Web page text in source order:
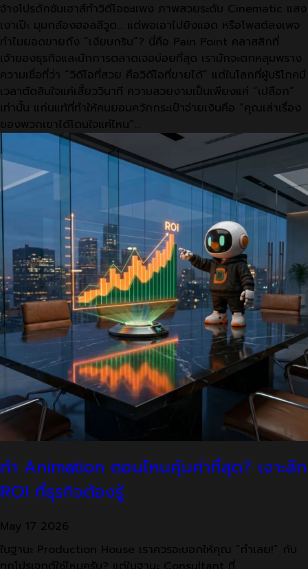
จ้างโปรดักชันเฮาส์ทำวิดีโอซะแพง ภาพสวยระดับ Cinematic แสง
เงาเป๊ะ มุมกล้องฮอลลีวูด… แต่พอเอาไปยิงแอด หรือโพสต์ลงเพจ
ทำไมยอดขายถึง “เงียบกริบ”? นี่คือ Pain Point คลาสสิกที่
เจ้าของธุรกิจและนักการตลาดเจอบ่อยที่สุด เรามักจะตกหลุมพราง
ความเชื่อที่ว่า “วิดีโอที่สวย คือวิดีโอที่ขายได้” แต่ในโลกที่ผู้บริโภคมี
เวลาตัดสินใจแค่เสี้ยววินาที ความสวยงามเป็นเพียงแค่ “เปลือก”
เท่านั้น แก่นแท้ที่ทำให้คนยอมควักกระเป๋าจ่ายเงินคือ “คุณเล่าเรื่อง
ของพวกเขาได้โดนใจแค่ไหน”…
ทำ Animation ตอนไหนคุ้มค่าที่สุด? เจาะลึก
ROI ที่ธุรกิจต้องรู้
May 17 2026
ในฐานะ Production House เราควรจะบอกให้คุณ “ทำเลย!” กับ